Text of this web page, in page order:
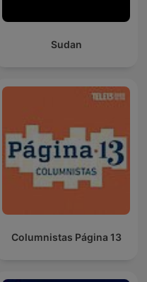
Sudan
Columnistas Página 13